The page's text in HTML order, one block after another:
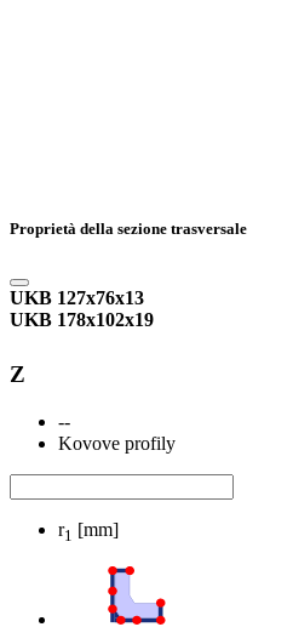
Proprietà della sezione trasversale
UKB 127x76x13
UKB 178x102x19
Z
--
Kovove profily
r1 [mm]